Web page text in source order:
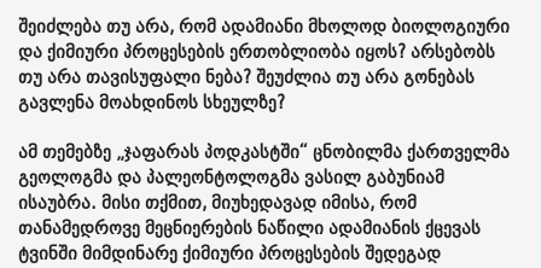
შეიძლება თუ არა, რომ ადამიანი მხოლოდ ბიოლოგიური
და ქიმიური პროცესების ერთობლიობა იყოს? არსებობს
თუ არა თავისუფალი ნება? შეუძლია თუ არა გონებას
გავლენა მოახდინოს სხეულზე?
ამ თემებზე „ჯაფარას პოდკასტში“ ცნობილმა ქართველმა
გეოლოგმა და პალეონტოლოგმა ვასილ გაბუნიამ
ისაუბრა. მისი თქმით, მიუხედავად იმისა, რომ
თანამედროვე მეცნიერების ნაწილი ადამიანის ქცევას
ტვინში მიმდინარე ქიმიური პროცესების შედეგად